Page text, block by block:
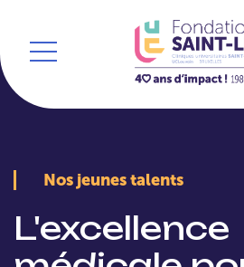
Nos jeunes talents
L'excellence